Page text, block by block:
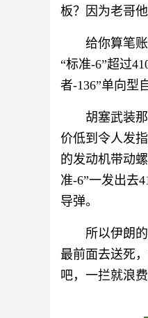
板？因为老哥
给你算笔
“标准-6”超过
者-136”单向型
胡塞武装
价低到令人发
的发动机带动
准-6”一发出去
导弹。
所以伊朗
最前面去送死
吧，一拦就浪